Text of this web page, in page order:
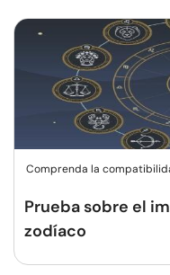
Comprenda la
Prueba sobre el
zodíaco